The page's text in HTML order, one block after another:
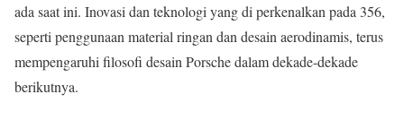
ada saat ini. Inovasi dan teknologi yang di perkenalkan pada 356,
seperti penggunaan material ringan dan desain aerodinamis, terus
mempengaruhi filosofi desain Porsche dalam dekade-dekade
berikutnya.